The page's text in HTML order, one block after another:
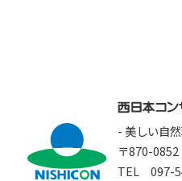
- 美しい自
〒870-
TEL 097-